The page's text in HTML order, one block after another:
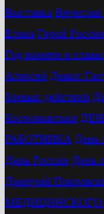
Выставка
Елена Герой России
Год памяти и
Алексей Денис
боевых действий
Космонавтики
РАБОТНИКА День
День России День
Дмитрий
МЕДИЦИНСКОГО